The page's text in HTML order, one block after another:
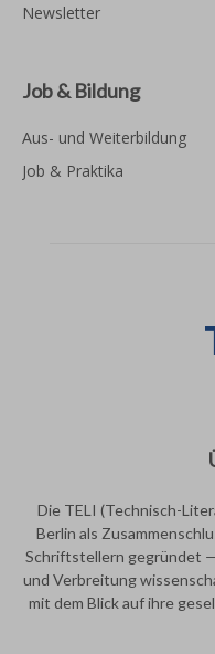
Newsletter
Job & Bildung
Aus- und Weiterbildung
Job & Praktika
Die TELI (Technisch-
Berlin als
Schriftstellern gegründet
und Verbreitung
mit dem Blick auf ihre